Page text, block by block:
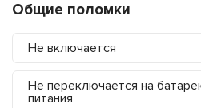
Общие поломки
Не включается
Не переключается на
питания